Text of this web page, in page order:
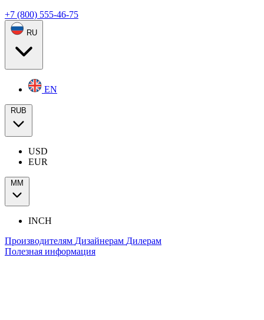
+7 (800) 555-46-75
RU
EN
RUB
USD
EUR
ММ
INCH
Производителям Дизайнерам Дилерам
Полезная информация